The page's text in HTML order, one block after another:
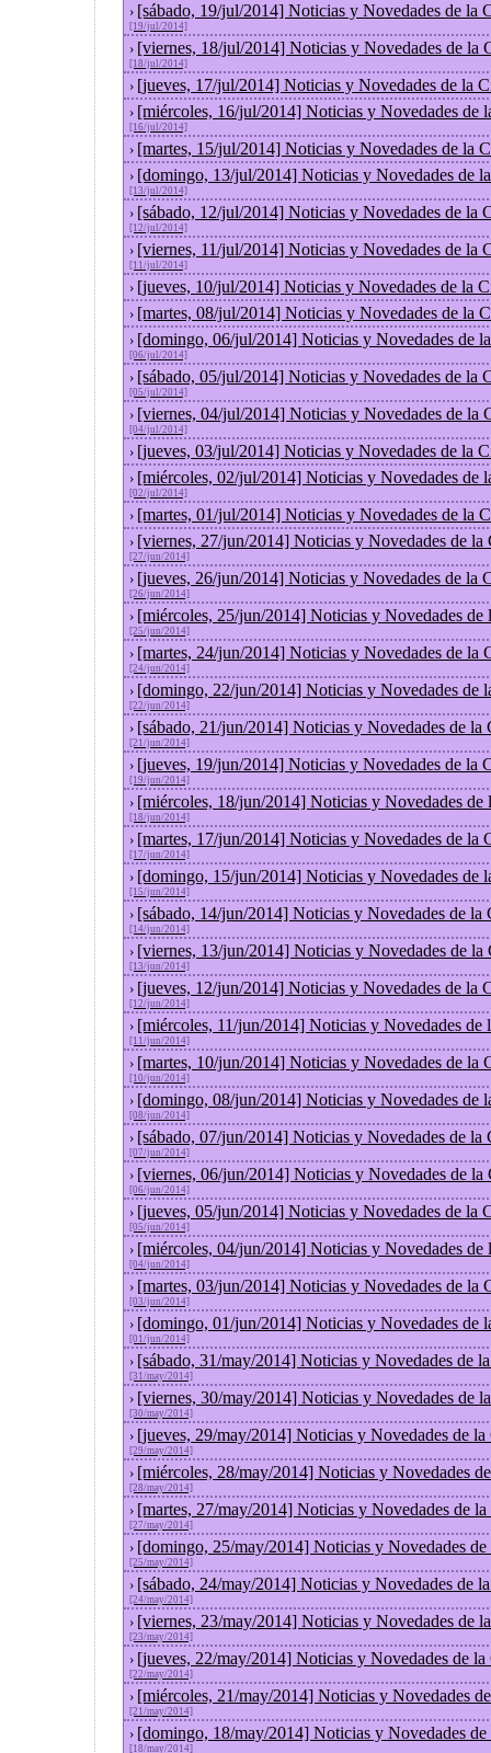
› [sábado, 19/jul/2014] Noticias y Novedades de la
[19/jul/2014]
› [viernes, 18/jul/2014] Noticias y Novedades de la
[18/jul/2014]
› [jueves, 17/jul/2014] Noticias y Novedades de la
› [miércoles, 16/jul/2014] Noticias y Novedades de
[16/jul/2014]
› [martes, 15/jul/2014] Noticias y Novedades de la
› [domingo, 13/jul/2014] Noticias y Novedades de
[13/jul/2014]
› [sábado, 12/jul/2014] Noticias y Novedades de la
[12/jul/2014]
› [viernes, 11/jul/2014] Noticias y Novedades de la
[11/jul/2014]
› [jueves, 10/jul/2014] Noticias y Novedades de la
› [martes, 08/jul/2014] Noticias y Novedades de la
› [domingo, 06/jul/2014] Noticias y Novedades de
[06/jul/2014]
› [sábado, 05/jul/2014] Noticias y Novedades de la
[05/jul/2014]
› [viernes, 04/jul/2014] Noticias y Novedades de la
[04/jul/2014]
› [jueves, 03/jul/2014] Noticias y Novedades de la
› [miércoles, 02/jul/2014] Noticias y Novedades de
[02/jul/2014]
› [martes, 01/jul/2014] Noticias y Novedades de la
› [viernes, 27/jun/2014] Noticias y Novedades de la
[27/jun/2014]
› [jueves, 26/jun/2014] Noticias y Novedades de la
[26/jun/2014]
› [miércoles, 25/jun/2014] Noticias y Novedades de
[25/jun/2014]
› [martes, 24/jun/2014] Noticias y Novedades de la
[24/jun/2014]
› [domingo, 22/jun/2014] Noticias y Novedades de
[22/jun/2014]
› [sábado, 21/jun/2014] Noticias y Novedades de la
[21/jun/2014]
› [jueves, 19/jun/2014] Noticias y Novedades de la
[19/jun/2014]
› [miércoles, 18/jun/2014] Noticias y Novedades de
[18/jun/2014]
› [martes, 17/jun/2014] Noticias y Novedades de la
[17/jun/2014]
› [domingo, 15/jun/2014] Noticias y Novedades de
[15/jun/2014]
› [sábado, 14/jun/2014] Noticias y Novedades de la
[14/jun/2014]
› [viernes, 13/jun/2014] Noticias y Novedades de la
[13/jun/2014]
› [jueves, 12/jun/2014] Noticias y Novedades de la
[12/jun/2014]
› [miércoles, 11/jun/2014] Noticias y Novedades de
[11/jun/2014]
› [martes, 10/jun/2014] Noticias y Novedades de la
[10/jun/2014]
› [domingo, 08/jun/2014] Noticias y Novedades de
[08/jun/2014]
› [sábado, 07/jun/2014] Noticias y Novedades de la
[07/jun/2014]
› [viernes, 06/jun/2014] Noticias y Novedades de la
[06/jun/2014]
› [jueves, 05/jun/2014] Noticias y Novedades de la
[05/jun/2014]
› [miércoles, 04/jun/2014] Noticias y Novedades de
[04/jun/2014]
› [martes, 03/jun/2014] Noticias y Novedades de la
[03/jun/2014]
› [domingo, 01/jun/2014] Noticias y Novedades de
[01/jun/2014]
› [sábado, 31/may/2014] Noticias y Novedades de
[31/may/2014]
› [viernes, 30/may/2014] Noticias y Novedades de
[30/may/2014]
› [jueves, 29/may/2014] Noticias y Novedades de la
[29/may/2014]
› [miércoles, 28/may/2014] Noticias y Novedades
[28/may/2014]
› [martes, 27/may/2014] Noticias y Novedades de
[27/may/2014]
› [domingo, 25/may/2014] Noticias y Novedades
[25/may/2014]
› [sábado, 24/may/2014] Noticias y Novedades de
[24/may/2014]
› [viernes, 23/may/2014] Noticias y Novedades de
[23/may/2014]
› [jueves, 22/may/2014] Noticias y Novedades de la
[22/may/2014]
› [miércoles, 21/may/2014] Noticias y Novedades
[21/may/2014]
› [domingo, 18/may/2014] Noticias y Novedades
[18/may/2014]